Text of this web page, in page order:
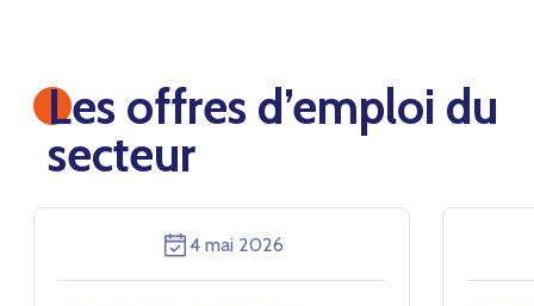
Les offres d’emploi du
secteur
4 mai 2026